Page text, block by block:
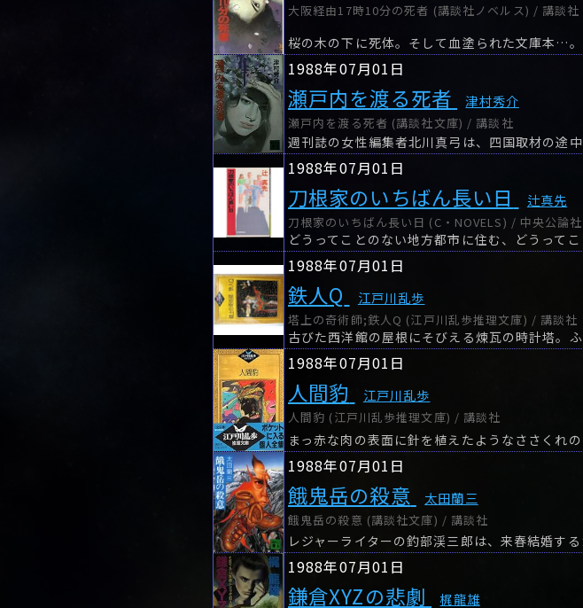
大阪経由17時10分の死者 (講談社ノベルス) / 講談社
桜の木の下に死体。そして血塗られた文庫本…。
1988年07月01日
瀬戸内を渡る死者 津村秀介
瀬戸内を渡る死者 (講談社文庫) / 講談社
1988年07月01日
刀根家のいちばん長い日 辻真先
刀根家のいちばん長い日 (C・NOVELS) / 中央公論社
1988年07月01日
鉄人Q 江戸川乱歩
塔上の奇術師;鉄人Q (江戸川乱歩推理文庫) / 講談社
1988年07月01日
人間豹 江戸川乱歩
人間豹 (江戸川乱歩推理文庫) / 講談社
1988年07月01日
餓鬼岳の殺意 太田蘭三
餓鬼岳の殺意 (講談社文庫) / 講談社
1988年07月01日
鎌倉XYZの悲劇 梶龍雄